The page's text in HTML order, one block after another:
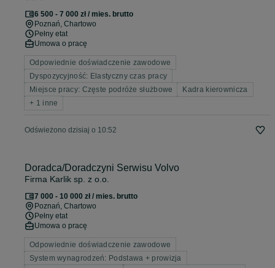
6 500 - 7 000 zł / mies. brutto
Poznań, Chartowo
Pełny etat
Umowa o pracę
Odpowiednie doświadczenie zawodowe
Dyspozycyjność: Elastyczny czas pracy
Miejsce pracy: Częste podróże służbowe
Kadra kierownicza
+ 1 inne
Odświeżono dzisiaj o 10:52
Doradca/Doradczyni Serwisu Volvo
Firma Karlik sp. z o.o.
7 000 - 10 000 zł / mies. brutto
Poznań, Chartowo
Pełny etat
Umowa o pracę
Odpowiednie doświadczenie zawodowe
System wynagrodzeń: Podstawa + prowizja